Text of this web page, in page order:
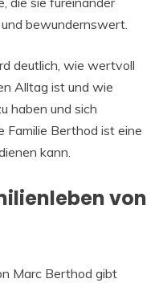
bewundernswert.
deutlich, wie wertvoll
Alltag ist und wie
haben und sich
Familie Berthod ist eine
kann.
von
Marc Berthod gibt